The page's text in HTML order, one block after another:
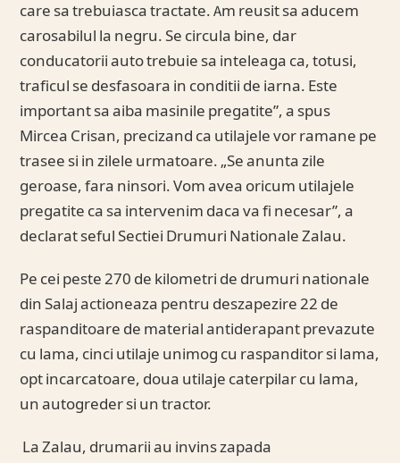
care sa trebuiasca tractate. Am reusit sa aducem
carosabilul la negru. Se circula bine, dar
conducatorii auto trebuie sa inteleaga ca, totusi,
traficul se desfasoara in conditii de iarna. Este
important sa aiba masinile pregatite”, a spus
Mircea Crisan, precizand ca utilajele vor ramane pe
trasee si in zilele urmatoare. „Se anunta zile
geroase, fara ninsori. Vom avea oricum utilajele
pregatite ca sa intervenim daca va fi necesar”, a
declarat seful Sectiei Drumuri Nationale Zalau.
Pe cei peste 270 de kilometri de drumuri nationale
din Salaj actioneaza pentru deszapezire 22 de
raspanditoare de material antiderapant prevazute
cu lama, cinci utilaje unimog cu raspanditor si lama,
opt incarcatoare, doua utilaje caterpilar cu lama,
un autogreder si un tractor.
La Zalau, drumarii au invins zapada